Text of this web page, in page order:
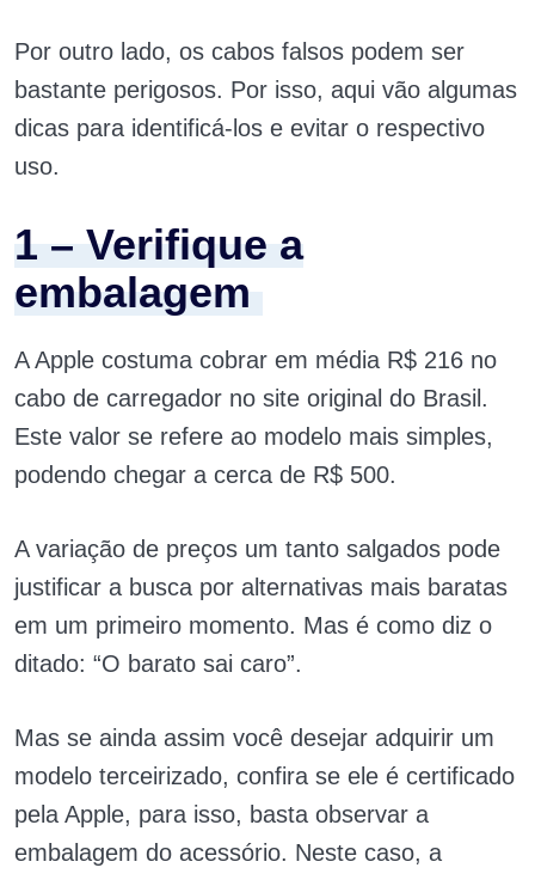
Por outro lado, os cabos falsos podem ser
bastante perigosos. Por isso, aqui vão algumas
dicas para identificá-los e evitar o respectivo
uso.
1 – Verifique a
embalagem
A Apple costuma cobrar em média R$ 216 no
cabo de carregador no site original do Brasil.
Este valor se refere ao modelo mais simples,
podendo chegar a cerca de R$ 500.
A variação de preços um tanto salgados pode
justificar a busca por alternativas mais baratas
em um primeiro momento. Mas é como diz o
ditado: “O barato sai caro”.
Mas se ainda assim você desejar adquirir um
modelo terceirizado, confira se ele é certificado
pela Apple, para isso, basta observar a
embalagem do acessório. Neste caso, a